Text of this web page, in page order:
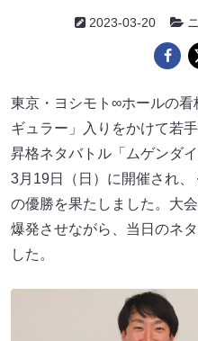
2023-03-20
東京・ヨシモト∞ホールの
ギュラー」入りをかけて若
昇格ネタバトル「ムゲンダ
3月19日（日）に開催され
の優勝を果たしました。大
爆発させながら、当日のネ
した。